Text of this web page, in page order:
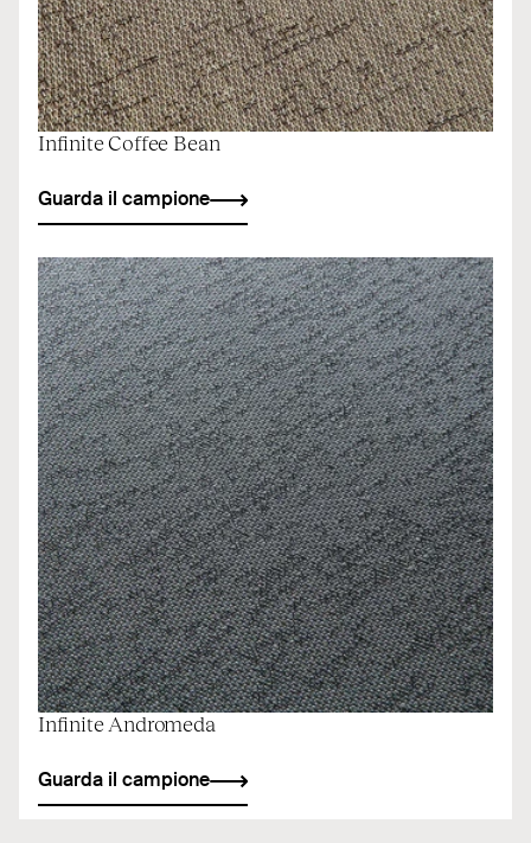
Infinite Coffee Bean
Guarda il campione
Infinite Andromeda
Guarda il campione